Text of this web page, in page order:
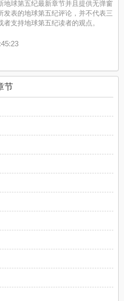
地球第五纪最新章节并且提供无弹窗
发表的地球第五纪评论，并不代表三
者支持地球第五纪读者的观点。
节